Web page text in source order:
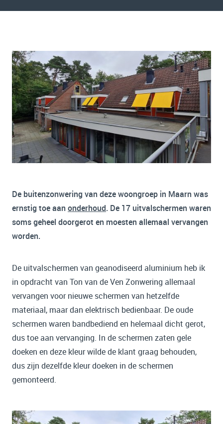
De buitenzonwering van deze woongroep in Maarn was
ernstig toe aan onderhoud. De 17 uitvalschermen waren
soms geheel doorgerot en moesten allemaal vervangen
worden.
De uitvalschermen van geanodiseerd aluminium heb ik
in opdracht van Ton van de Ven Zonwering allemaal
vervangen voor nieuwe schermen van hetzelfde
materiaal, maar dan elektrisch bedienbaar. De oude
schermen waren bandbediend en helemaal dicht gerot,
dus toe aan vervanging. In de schermen zaten gele
doeken en deze kleur wilde de klant graag behouden,
dus zijn dezelfde kleur doeken in de schermen
gemonteerd.